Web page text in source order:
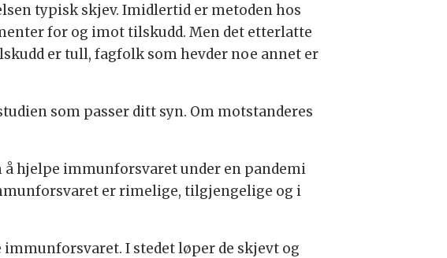
typisk skjev. Imidlertid er metoden hos
for og imot tilskudd. Men det etterlatte
er tull, fagfolk som hevder noe annet er
som passer ditt syn. Om motstanderes
hjelpe immunforsvaret under en pandemi
er rimelige, tilgjengelige og i
I stedet løper de skjevt og